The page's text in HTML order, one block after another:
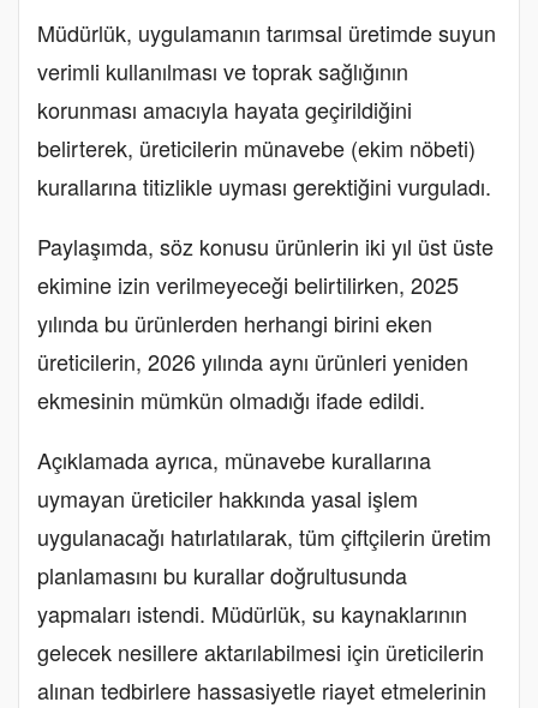
Müdürlük, uygulamanın tarımsal üretimde suyun
verimli kullanılması ve toprak sağlığının
korunması amacıyla hayata geçirildiğini
belirterek, üreticilerin münavebe (ekim nöbeti)
kurallarına titizlikle uyması gerektiğini vurguladı.
Paylaşımda, söz konusu ürünlerin iki yıl üst üste
ekimine izin verilmeyeceği belirtilirken, 2025
yılında bu ürünlerden herhangi birini eken
üreticilerin, 2026 yılında aynı ürünleri yeniden
ekmesinin mümkün olmadığı ifade edildi.
Açıklamada ayrıca, münavebe kurallarına
uymayan üreticiler hakkında yasal işlem
uygulanacağı hatırlatılarak, tüm çiftçilerin üretim
planlamasını bu kurallar doğrultusunda
yapmaları istendi. Müdürlük, su kaynaklarının
gelecek nesillere aktarılabilmesi için üreticilerin
alınan tedbirlere hassasiyetle riayet etmelerinin